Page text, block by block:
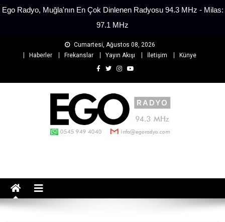
Ego Radyo, Muğla'nın En Çok Dinlenen Radyosu 94.3 MHz - Milas:
97.1 MHz
Cumartesi, Ağustos 08, 2026
Haberler
Frekanslar Yayın Akışı İletişim Künye